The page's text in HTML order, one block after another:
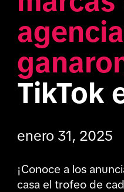
TikTok
enero 31, 2025
¡Conoce a los
casa el trofeo de